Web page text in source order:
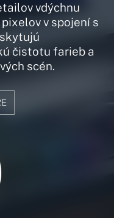
vdýchnu
v spojení s
čistotu farieb a
scén.